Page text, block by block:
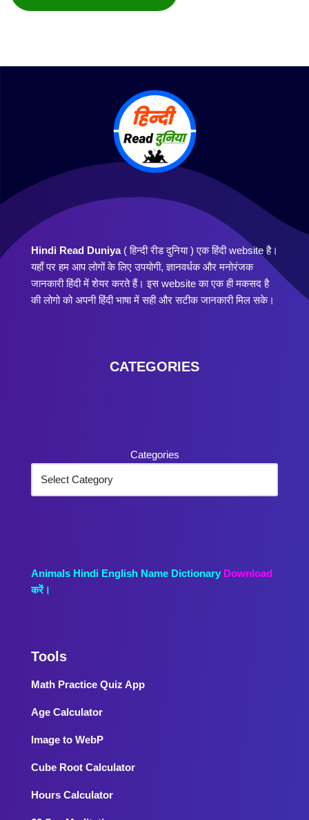
Hindi Read Duniya( हिन्दी रीड दुनिया ) एक हिंदी website है।
यहाँ पर हम आप लोगों के लिए उपयोगी, ज्ञानवर्धक और मनोरंजक
जानकारी हिंदी में शेयर करते हैं। इस website का एक ही मकसद है
की लोगो को अपनी हिंदी भाषा में सही और सटीक जानकारी मिल सके।
CATEGORIES
Categories
Animals Hindi English Name Dictionary Download
करें।
Tools
Math Practice Quiz App
Age Calculator
Image to WebP
Cube Root Calculator
Hours Calculator